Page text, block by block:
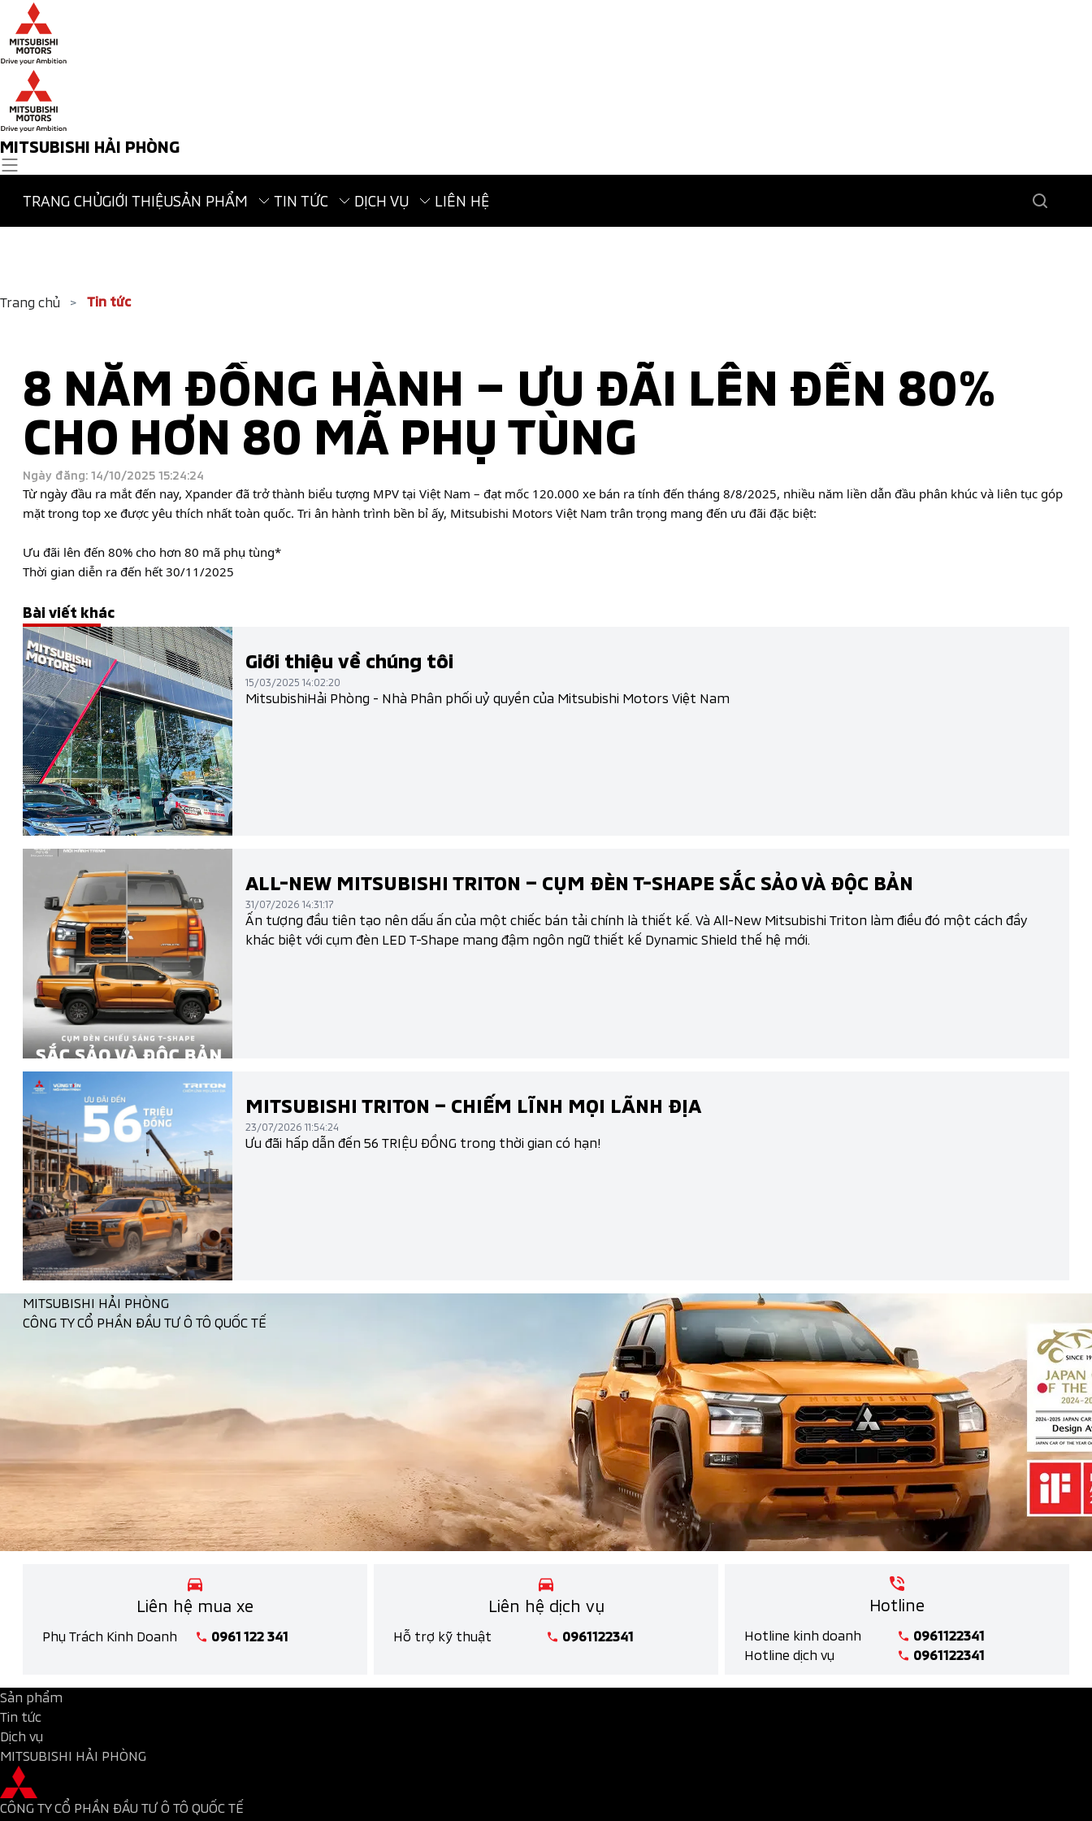
MITSUBISHI HẢI PHÒNG
TRANG CHỦGIỚI THIỆUSẢN PHẨM TIN TỨC DỊCH VỤ LIÊN HỆ
Trang chủ > Tin tức
8 NĂM ĐỒNG HÀNH – ƯU ĐÃI LÊN ĐẾN 80%
CHO HƠN 80 MÃ PHỤ TÙNG
Ngày đăng: 14/10/2025 15:24:24
Từ ngày đầu ra mắt đến nay, Xpander đã trở thành biểu tượng MPV tại Việt Nam – đạt mốc 120.000 xe bán ra tính đến tháng 8/8/2025, nhiều năm liền dẫn đầu phân khúc và liên tục góp
mặt trong top xe được yêu thích nhất toàn quốc. Tri ân hành trình bền bỉ ấy, Mitsubishi Motors Việt Nam trân trọng mang đến ưu đãi đặc biệt:
Ưu đãi lên đến 80% cho hơn 80 mã phụ tùng*
Thời gian diễn ra đến hết 30/11/2025
Bài viết khác
Giới thiệu về chúng tôi
15/03/2025 14:02:20
MitsubishiHải Phòng - Nhà Phân phối uỷ quyền của Mitsubishi Motors Việt Nam
ALL-NEW MITSUBISHI TRITON – CỤM ĐÈN T-SHAPE SẮC SẢO VÀ ĐỘC BẢN
31/07/2026 14:31:17
Ấn tượng đầu tiên tạo nên dấu ấn của một chiếc bán tải chính là thiết kế. Và All-New Mitsubishi Triton làm điều đó một cách đầy
khác biệt với cụm đèn LED T-Shape mang đậm ngôn ngữ thiết kế Dynamic Shield thế hệ mới.
MITSUBISHI TRITON – CHIẾM LĨNH MỌI LÃNH ĐỊA
23/07/2026 11:54:24
Ưu đãi hấp dẫn đến 56 TRIỆU ĐỒNG trong thời gian có hạn!
MITSUBISHI HẢI PHÒNG
CÔNG TY CỔ PHẦN ĐẦU TƯ Ô TÔ QUỐC TẾ
Liên hệ mua xe
Phụ Trách Kinh Doanh 0961 122 341
Liên hệ dịch vụ
Hỗ trợ kỹ thuật 0961122341
Hotline
Hotline kinh doanh
Hotline dịch vụ
0961122341
0961122341
Sản phẩm
Tin tức
Dịch vụ
MITSUBISHI HẢI PHÒNG
CÔNG TY CỔ PHẦN ĐẦU TƯ Ô TÔ QUỐC TẾ